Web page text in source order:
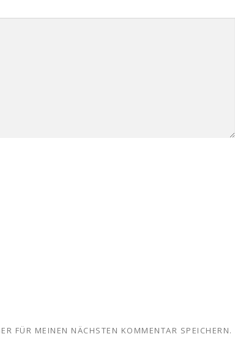
FÜR MEINEN NÄCHSTEN KOMMENTAR SPEICHERN.